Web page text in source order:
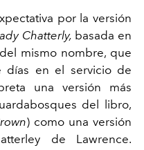
por la versión
Chatterly, basada en
mismo nombre, que
días en el servicio de
una versión más
del libro,
) como una versión
de Lawrence.